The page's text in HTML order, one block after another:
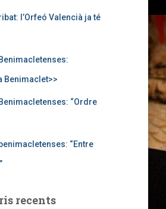
l’Orfeó Valencià ja té
Benimaclet>>
“Ordre
“Entre
recents